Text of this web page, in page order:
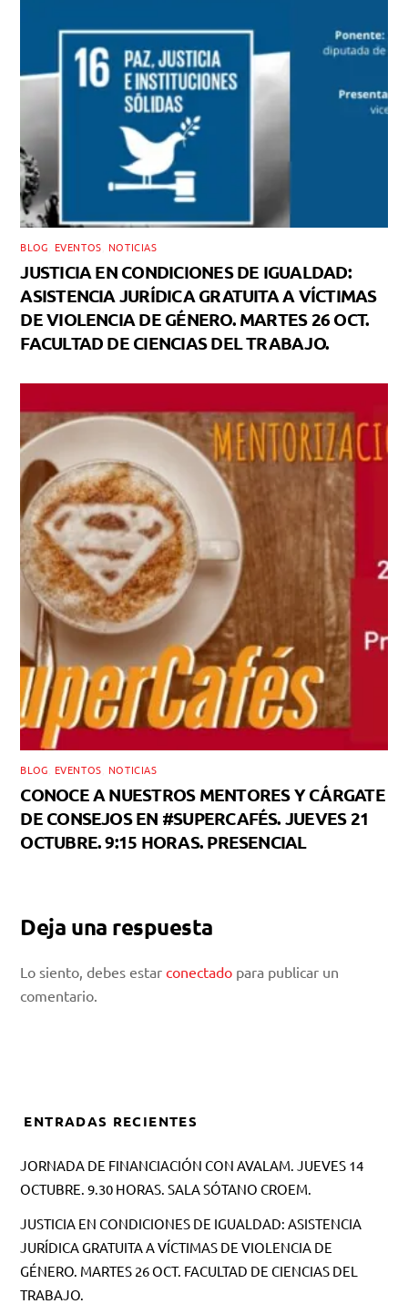
BLOG EVENTOS NOTICIAS
JUSTICIA EN CONDICIONES DE IGUALDAD:
ASISTENCIA JURÍDICA GRATUITA A VÍCTIMAS
DE VIOLENCIA DE GÉNERO. MARTES 26 OCT.
FACULTAD DE CIENCIAS DEL TRABAJO.
BLOG EVENTOS NOTICIAS
CONOCE A NUESTROS MENTORES Y CÁRGATE
DE CONSEJOS EN #SUPERCAFÉS. JUEVES 21
OCTUBRE. 9:15 HORAS. PRESENCIAL
Deja una respuesta
Lo siento, debes estarconectado para publicar un
comentario.
ENTRADAS RECIENTES
JORNADA DE FINANCIACIÓN CON AVALAM. JUEVES 14
OCTUBRE. 9.30 HORAS. SALA SÓTANO CROEM.
JUSTICIA EN CONDICIONES DE IGUALDAD: ASISTENCIA
JURÍDICA GRATUITA A VÍCTIMAS DE VIOLENCIA DE
GÉNERO. MARTES 26 OCT. FACULTAD DE CIENCIAS DEL
TRABAJO.